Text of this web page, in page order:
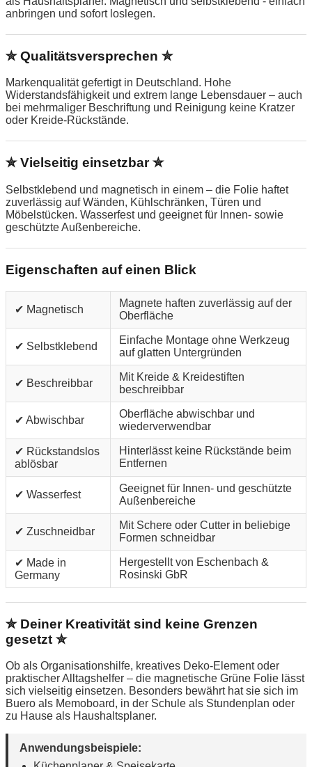
anbringen und sofort loslegen.
✮ Qualitätsversprechen ✮
Markenqualität gefertigt in Deutschland. Hohe
Widerstandsfähigkeit und extrem lange Lebensdauer – auch
bei mehrmaliger Beschriftung und Reinigung keine Kratzer
oder Kreide-Rückstände.
✮ Vielseitig einsetzbar ✮
Selbstklebend und magnetisch in einem – die Folie haftet
zuverlässig auf Wänden, Kühlschränken, Türen und
Möbelstücken. Wasserfest und geeignet für Innen- sowie
geschützte Außenbereiche.
Eigenschaften auf einen Blick
✔ Magnetisch
Magnete haften zuverlässig auf der
Oberfläche
✔ Selbstklebend
Einfache Montage ohne Werkzeug
auf glatten Untergründen
✔ Beschreibbar
Mit Kreide & Kreidestiften
beschreibbar
✔ Abwischbar
Oberfläche abwischbar und
wiederverwendbar
✔ Rückstandslos
ablösbar
Hinterlässt keine Rückstände beim
Entfernen
✔ Wasserfest
Geeignet für Innen- und geschützte
Außenbereiche
✔ Zuschneidbar
Mit Schere oder Cutter in beliebige
Formen schneidbar
✔ Made in
Germany
Hergestellt von Eschenbach &
Rosinski GbR
✮ Deiner Kreativität sind keine Grenzen
gesetzt ✮
Ob als Organisationshilfe, kreatives Deko-Element oder
praktischer Alltagshelfer – die magnetische Grüne Folie lässt
sich vielseitig einsetzen. Besonders bewährt hat sie sich im
Buero als Memoboard, in der Schule als Stundenplan oder
zu Hause als Haushaltsplaner.
Anwendungsbeispiele: